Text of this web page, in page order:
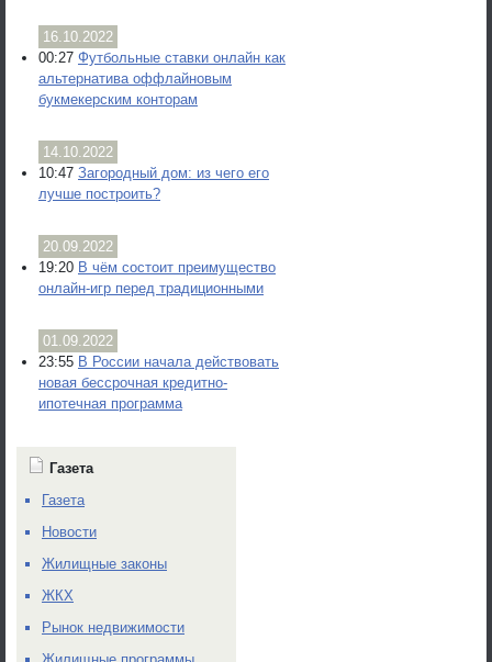
16.10.2022
00:27 Футбольные ставки онлайн как
альтернатива оффлайновым
букмекерским конторам
14.10.2022
10:47 Загородный дом: из чего его
лучше построить?
20.09.2022
19:20 В чём состоит преимущество
онлайн-игр перед традиционными
01.09.2022
23:55 В России начала действовать
новая бессрочная кредитно-
ипотечная программа
Газета
Газета
Новости
Жилищные законы
ЖКХ
Рынок недвижимости